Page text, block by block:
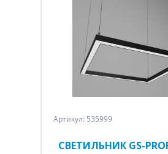
Артикул: 535999
СВЕТИЛЬНИК GS-